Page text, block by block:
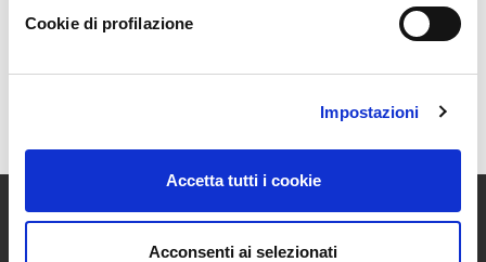
Cookie di profilazione
Impostazioni
Accetta tutti i cookie
Acconsenti ai selezionati
Coltivazioni
ISCRIVITI ALLA NEWSLETTER